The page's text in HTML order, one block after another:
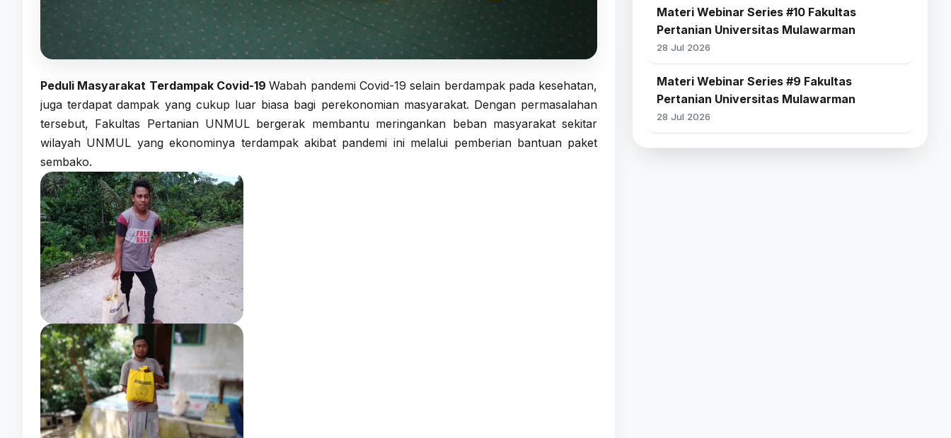
Peduli Masyarakat Terdampak Covid-19Wabah pandemi Covid-19 selain berdampak pada kesehatan,
juga terdapat dampak yang cukup luar biasa bagi perekonomian masyarakat. Dengan permasalahan
tersebut, Fakultas Pertanian UNMUL bergerak membantu meringankan beban masyarakat sekitar
wilayah UNMUL yang ekonominya terdampak akibat pandemi ini melalui pemberian bantuan paket
sembako.
Materi Webinar Series #10 Fakultas
Pertanian Universitas Mulawarman
28 Jul 2026
Materi Webinar Series #9 Fakultas
Pertanian Universitas Mulawarman
28 Jul 2026